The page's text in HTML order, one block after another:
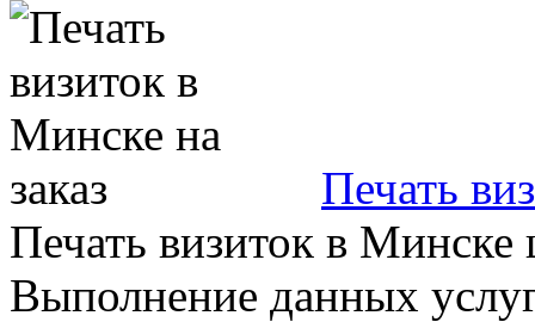
Печать
Печать визиток в
Выполнение данных